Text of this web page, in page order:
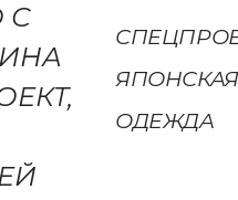
С
ОДЕЖДА